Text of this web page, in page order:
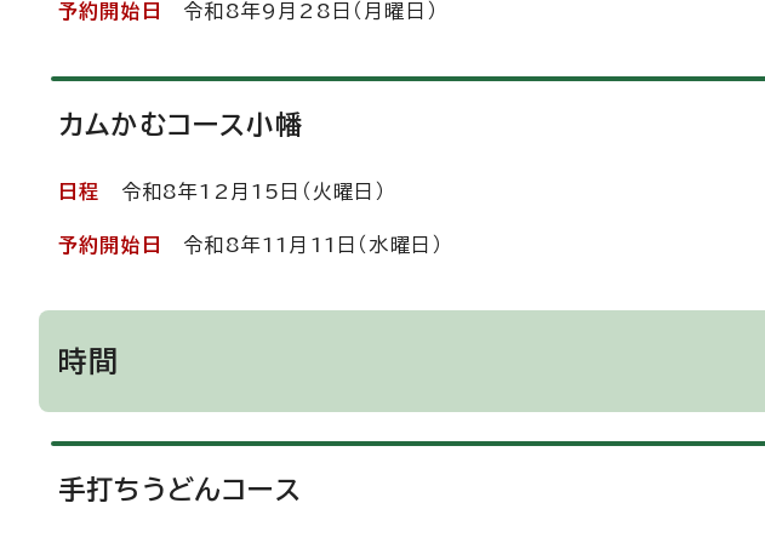
予約開始日 令和8年9月28日（月曜日）
カムかむコース小幡
日程 令和8年12月15日（火曜日）
予約開始日 令和8年11月11日（水曜日）
時間
手打ちうどんコース